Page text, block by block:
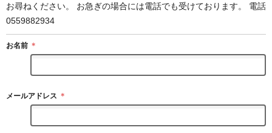
お尋ねください。 お急ぎの場合には電話でも受けております。 電話
0559882934
お名前 ＊
メールアドレス ＊